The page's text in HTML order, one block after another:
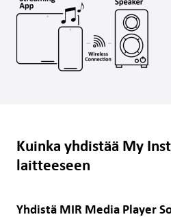
Kuinka yhdistää My
laitteeseen
Yhdistä MIR Media Player